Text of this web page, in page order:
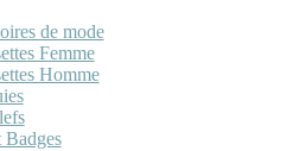
de mode
Femme
Homme
Badges